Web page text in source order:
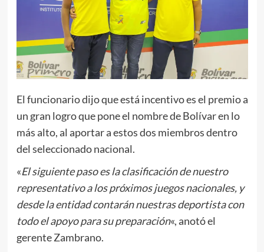
El funcionario dijo que está incentivo es el premio a
un gran logro que pone el nombre de Bolívar en lo
más alto, al aportar a estos dos miembros dentro
del seleccionado nacional.
«El siguiente paso es la clasificación de nuestro
representativo a los próximos juegos nacionales, y
desde la entidad contarán nuestras deportista con
todo el apoyo para su preparación«, anotó el
gerente Zambrano.